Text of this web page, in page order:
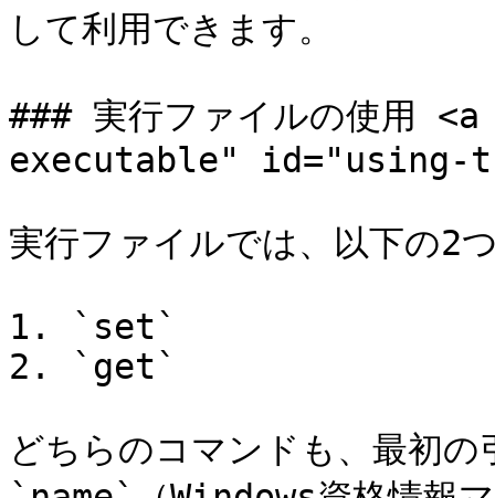
して利用できます。
### 実行ファイルの使用
executable" id="using-
実行ファイルでは、以下の2
1. `set`
2. `get`
どちらのコマンドも、最初